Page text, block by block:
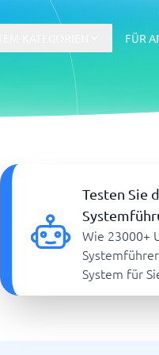
Workforce
FÜR
Testen Sie
Wie 23000+
System für